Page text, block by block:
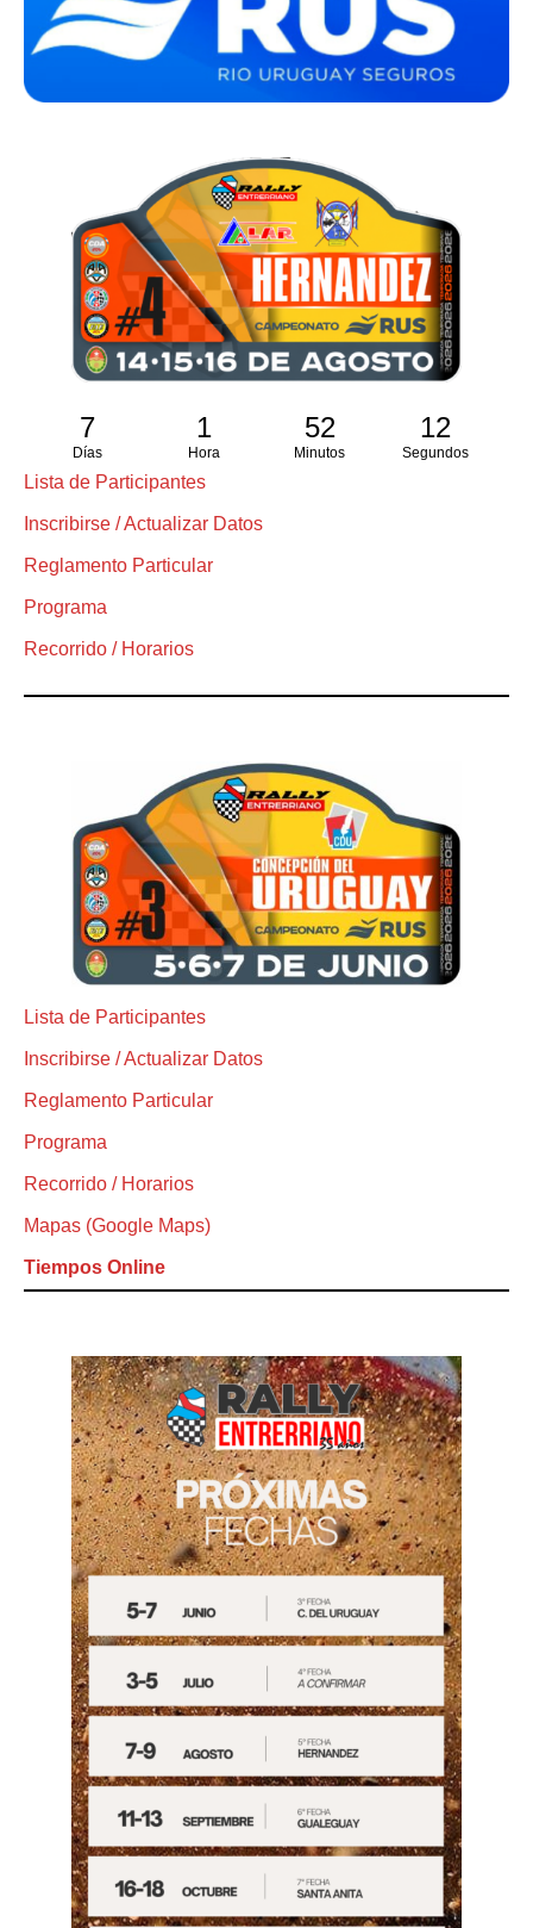
7
Días
1
Hora
52
Minutos
11
Segundos
Lista de Participantes
Inscribirse / Actualizar Datos
Reglamento Particular
Programa
Recorrido / Horarios
Lista de Participantes
Inscribirse / Actualizar Datos
Reglamento Particular
Programa
Recorrido / Horarios
Mapas (Google Maps)
Tiempos Online